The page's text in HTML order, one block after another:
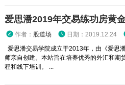
爱思潘2019年交易练功房黄
作者： 股道场 日期：2019.12.24
爱思潘交易学院成立于2013年，由《爱
师亲自创建。本站旨在培养优秀的外汇和期
程和线下培训。 ...